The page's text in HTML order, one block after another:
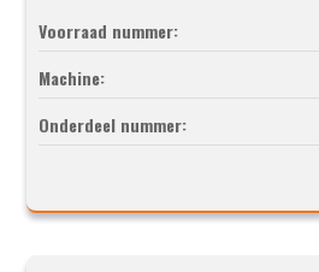
Voorraad nummer:
Machine:
Onderdeel nummer: